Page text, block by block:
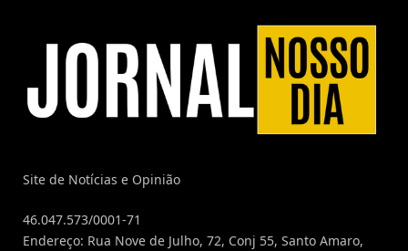
Site de Notícias e Opinião
46.047.573/0001-71
Endereço: Rua Nove de Julho, 72, Conj 55, Santo Amaro,